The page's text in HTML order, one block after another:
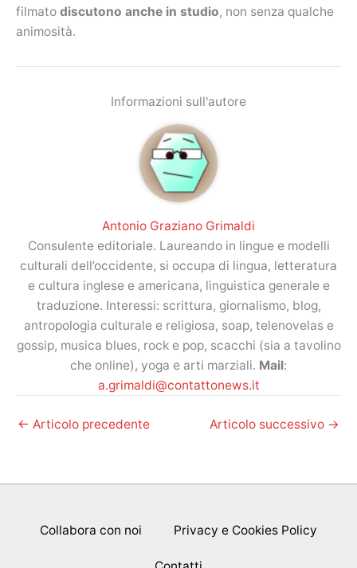
filmato discutono anche in studio, non senza qualche
animosità.
Informazioni sull'autore
Antonio Graziano Grimaldi
Consulente editoriale. Laureando in lingue e modelli
culturali dell’occidente, si occupa di lingua, letteratura
e cultura inglese e americana, linguistica generale e
traduzione. Interessi: scrittura, giornalismo, blog,
antropologia culturale e religiosa, soap, telenovelas e
gossip, musica blues, rock e pop, scacchi (sia a tavolino
che online), yoga e arti marziali. Mail:
a.grimaldi@contattonews.it
← Articolo precedente Articolo successivo →
Collabora con noi Privacy e Cookies Policy